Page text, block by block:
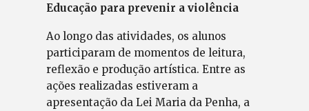
Educação para prevenir a violência
Ao longo das atividades, os alunos
participaram de momentos de leitura,
reflexão e produção artística. Entre as
ações realizadas estiveram a
apresentação da Lei Maria da Penha, a